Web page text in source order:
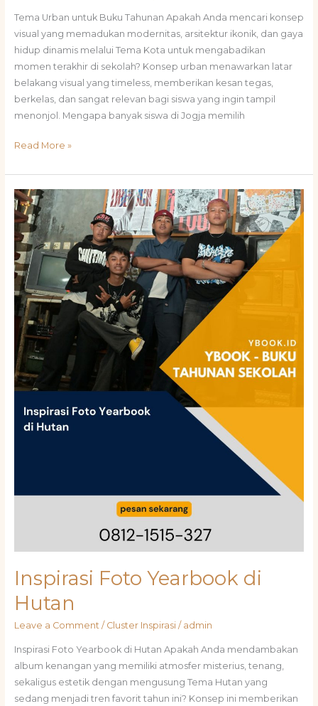
Tema Urban untuk Buku Tahunan Apakah Anda mencari konsep
visual yang memadukan modernitas, arsitektur ikonik, dan gaya
hidup dinamis melalui Tema Kota untuk mengabadikan
momen terakhir di sekolah? Konsep urban menawarkan latar
belakang visual yang timeless, memberikan kesan tegas,
berkelas, dan sangat relevan bagi siswa yang ingin tampil
menonjol. Mengapa banyak siswa di Jogja memilih
Read More »
Inspirasi Foto Yearbook di
Hutan
Leave a Comment / Cluster Inspirasi/ admin
Inspirasi Foto Yearbook di Hutan Apakah Anda mendambakan
album kenangan yang memiliki atmosfer misterius, tenang,
sekaligus estetik dengan mengusung Tema Hutan yang
sedang menjadi tren favorit tahun ini? Konsep ini memberikan
Inspirasi
Foto
Yearbook
di
Hutan